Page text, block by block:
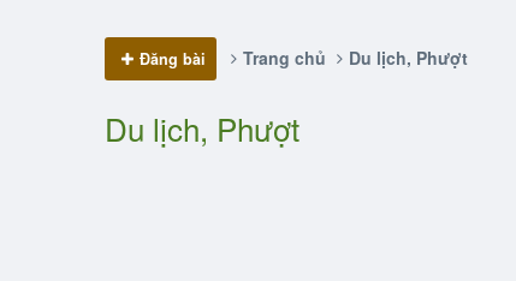
Đăng bài Trang chủ Du lịch, Phượt
Du lịch, Phượt